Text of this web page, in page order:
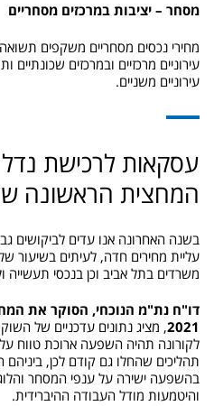
מסחר – יציבות במרכזים מסחריים
עירוניים משניים. ​
עסקאות לרכישת
המחצית הראשונה של
בשנה האחרונה אנו עדים לביקושים
עליית מחירים חדה, לעיתים בשיעור
משרדים בתל אביב וכן בנכסי תעשייה
דו"ח נת"מ הנוכחי, הסוקר את
2021, מציג נתונים עדכניים של
לקורונה תהיה השפעה ארוכת טווח
תהליכים שהחלו גם קודם לכן,
בהשפעה ישירה על ענפי המסחר
והיטמעות מודל העבודה ההיברידית.